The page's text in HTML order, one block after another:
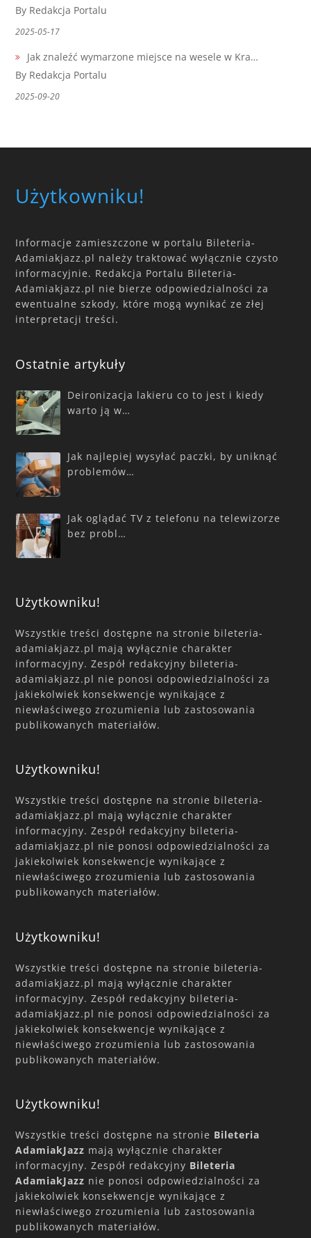
By Redakcja Portalu
2025-05-17
Jak znaleźć wymarzone miejsce na wesele w Kra…
By Redakcja Portalu
2025-09-20
Użytkowniku!
Informacje zamieszczone w portalu Bileteria-
Adamiakjazz.pl należy traktować wyłącznie czysto
informacyjnie. Redakcja Portalu Bileteria-
Adamiakjazz.pl nie bierze odpowiedzialności za
ewentualne szkody, które mogą wynikać ze złej
interpretacji treści.
Ostatnie artykuły
Deironizacja lakieru co to jest i kiedy
warto ją w…
Jak najlepiej wysyłać paczki, by uniknąć
problemów…
Jak oglądać TV z telefonu na telewizorze
bez probl…
Użytkowniku!
Wszystkie treści dostępne na stronie bileteria-
adamiakjazz.pl mają wyłącznie charakter
informacyjny. Zespół redakcyjny bileteria-
adamiakjazz.pl nie ponosi odpowiedzialności za
jakiekolwiek konsekwencje wynikające z
niewłaściwego zrozumienia lub zastosowania
publikowanych materiałów.
Użytkowniku!
Wszystkie treści dostępne na stronie bileteria-
adamiakjazz.pl mają wyłącznie charakter
informacyjny. Zespół redakcyjny bileteria-
adamiakjazz.pl nie ponosi odpowiedzialności za
jakiekolwiek konsekwencje wynikające z
niewłaściwego zrozumienia lub zastosowania
publikowanych materiałów.
Użytkowniku!
Wszystkie treści dostępne na stronie bileteria-
adamiakjazz.pl mają wyłącznie charakter
informacyjny. Zespół redakcyjny bileteria-
adamiakjazz.pl nie ponosi odpowiedzialności za
jakiekolwiek konsekwencje wynikające z
niewłaściwego zrozumienia lub zastosowania
publikowanych materiałów.
Użytkowniku!
Wszystkie treści dostępne na stronie Bileteria
AdamiakJazz mają wyłącznie charakter
informacyjny. Zespół redakcyjny Bileteria
AdamiakJazz nie ponosi odpowiedzialności za
jakiekolwiek konsekwencje wynikające z
niewłaściwego zrozumienia lub zastosowania
publikowanych materiałów.